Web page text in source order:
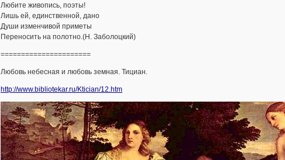
Любите живопись, поэты!
Лишь ей, единственной, дано
Души изменчивой приметы
Переносить на полотно.(Н. Заболоцкий)
======================
Любовь небесная и любовь земная. Тициан.
http://www.bibliotekar.ru/Ktician/12.htm